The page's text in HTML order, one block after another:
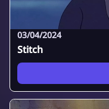
03/04/2024
Stitch